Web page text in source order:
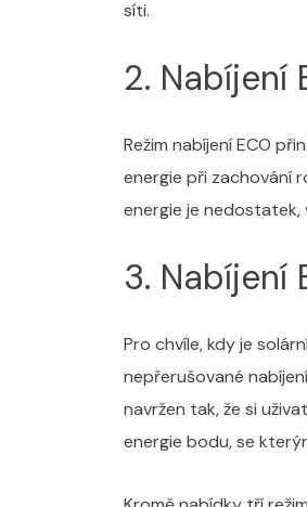
síti.
2. Nabíjení
Režim nabíjení ECO
energie při zachování
energie je nedostatek,
3. Nabíjení
Pro chvíle, kdy je
nepřerušované
navržen tak, že si
energie bodu, se